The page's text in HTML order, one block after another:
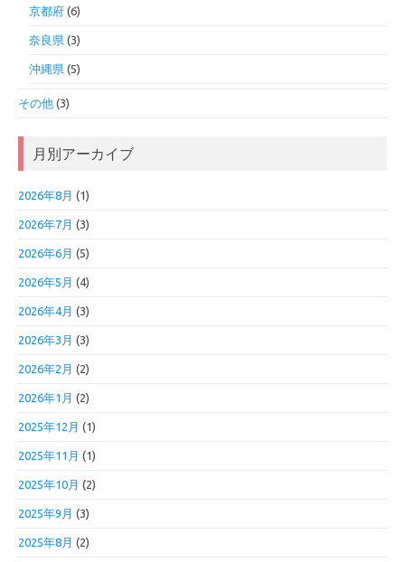
京都府 (6)
奈良県 (3)
沖縄県 (5)
その他 (3)
月別アーカイブ
2026年8月 (1)
2026年7月 (3)
2026年6月 (5)
2026年5月 (4)
2026年4月 (3)
2026年3月 (3)
2026年2月 (2)
2026年1月 (2)
2025年12月 (1)
2025年11月 (1)
2025年10月 (2)
2025年9月 (3)
2025年8月 (2)